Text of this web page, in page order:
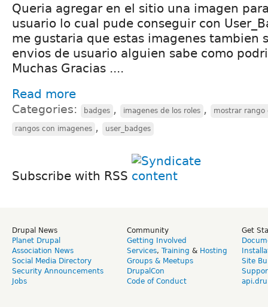
Queria agregar en el sitio una imagen
usuario lo cual pude conseguir con
me gustaria que estas imagenes tambien
envios de usuario alguien sabe como
Muchas Gracias ....
Read more
Categories: badges , imagenes de los roles , mostrar rango
rangos con imagenes , user_badges
Subscribe with RSS
Drupal News
Planet Drupal
Association News
Social Media Directory
Security Announcements
Jobs
Community
Getting Involved
Services, Training & Hosting
Groups & Meetups
DrupalCon
Code of Conduct
Get
Site